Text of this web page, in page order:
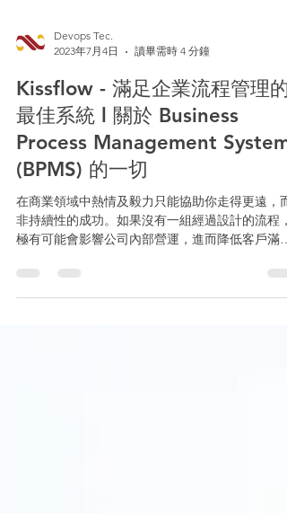
2023年7月4日
讀畢需時 4 分鐘
Kissflow - 滿足企業流程管理的
最佳系統 l 關於 Business
Process Management System
(BPMS) 的一切
在商業領域中熱情及毅力只能協助你走得更遠，而
極有可能會影響公司內部營運，進而降低客戶滿意
度。 無論是甚麼產業都難免會經歷市場競爭，這無